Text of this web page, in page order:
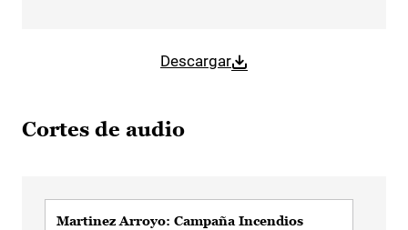
Descargar
Cortes de audio
Martinez Arroyo: Campaña Incendios